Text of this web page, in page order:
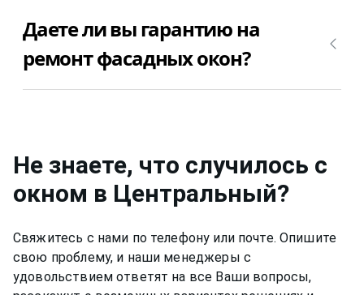
вызовите мастера для ремонта фасадных окон в
Центральный недорого и качественно.
ремонта зависит от поломки фасадных окон.
Позвоните +7(812)9563854 и уточните, сколько
будет стоить ремонт фасадных окон в
Даете ли вы гарантию на
ремонт фасадных окон?
Не знаете, что случилось с
окном в Центральный?
Свяжитесь с нами по телефону или почте. Опишите
свою проблему, и наши менеджеры с
удовольствием ответят на все Ваши вопросы,